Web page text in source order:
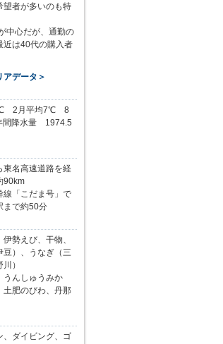
望者が多いのも特
中心だが、通勤の
近は40代の購入者
アデータ＞
2月平均7℃ 8
降水量 1974.5
名高速道路を経
90km
線「こだま号」で
まで約50分
勢えび、干物、
豆）、うなぎ（三
）
うんしゅうみか
土肥のびわ、丹那
、ダイビング、ゴ